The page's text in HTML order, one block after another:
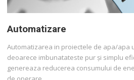
Automatizare
Automatizarea in proiectele de apa/apa
deoarece imbunatateste pur și simplu
genereaza reducerea consumului de